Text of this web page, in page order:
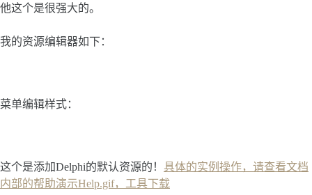
他这个是很强大的。
我的资源编辑器如下：
菜单编辑样式：
这个是添加Delphi的默认资源的！ 具体的实例操作，请查看文档
内部的帮助演示Help.gif，工具下载